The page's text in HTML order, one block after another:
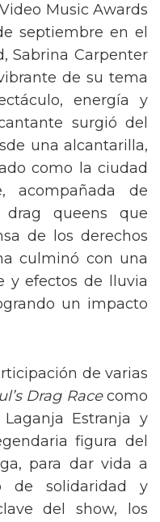
Music Awards
septiembre en el
Sabrina Carpenter
de su tema
energía y
surgió del
una alcantarilla,
como la ciudad
acompañada de
drag queens que
de los derechos
culminó con una
y efectos de lluvia
un impacto
de varias
Drag Racecomo
Estranja y
figura del
para dar vida a
de solidaridad y
del show, los